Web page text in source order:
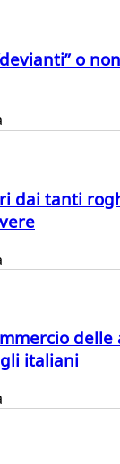
o non
dai tanti
delle
italiani